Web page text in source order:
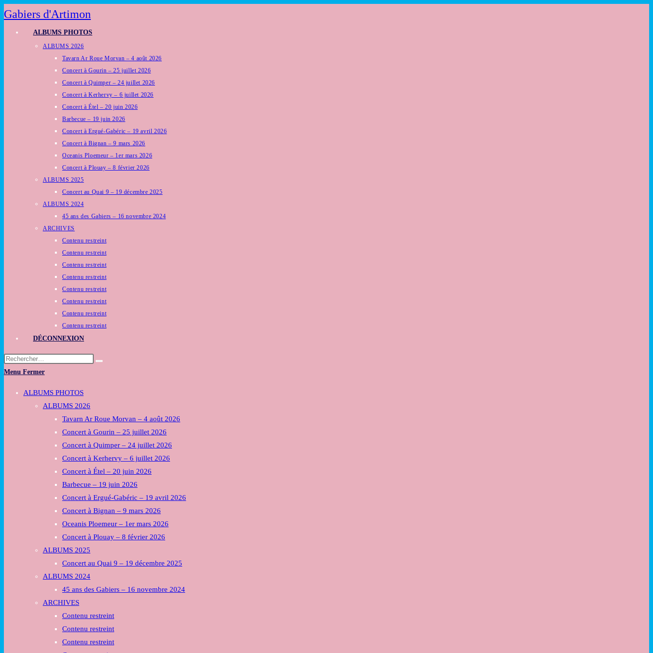
Skip
to
content
Gabiers d'Artimon
ALBUMS PHOTOS
ALBUMS 2026
Tavarn Ar Roue Morvan – 4 août 2026
Concert à Gourin – 25 juillet 2026
Concert à Quimper – 24 juillet 2026
Concert à Kerhervy – 6 juillet 2026
Concert à Étel – 20 juin 2026
Barbecue – 19 juin 2026
Concert à Ergué-Gabéric – 19 avril 2026
Concert à Bignan – 9 mars 2026
Oceanis Ploemeur – 1er mars 2026
Concert à Plouay – 8 février 2026
ALBUMS 2025
Concert au Quai 9 – 19 décembre 2025
ALBUMS 2024
45 ans des Gabiers – 16 novembre 2024
ARCHIVES
Contenu restreint
Contenu restreint
Contenu restreint
Contenu restreint
Contenu restreint
Contenu restreint
Contenu restreint
Contenu restreint
DÉCONNEXION
Rechercher
sur
Menu Fermer
ALBUMS PHOTOS
ALBUMS 2026
Tavarn Ar Roue Morvan – 4 août 2026
Concert à Gourin – 25 juillet 2026
Concert à Quimper – 24 juillet 2026
Concert à Kerhervy – 6 juillet 2026
Concert à Étel – 20 juin 2026
Barbecue – 19 juin 2026
Concert à Ergué-Gabéric – 19 avril 2026
Concert à Bignan – 9 mars 2026
Oceanis Ploemeur – 1er mars 2026
Concert à Plouay – 8 février 2026
ALBUMS 2025
Concert au Quai 9 – 19 décembre 2025
ALBUMS 2024
45 ans des Gabiers – 16 novembre 2024
ARCHIVES
Contenu restreint
Contenu restreint
Contenu restreint